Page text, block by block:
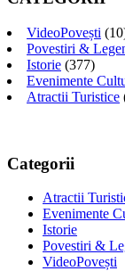
VideoPovești
Povestiri &
Istorie (377)
Evenimente
Atractii Turistice
Categorii
Atractii
Evenimente
Istorie
Povestiri &
VideoPovești